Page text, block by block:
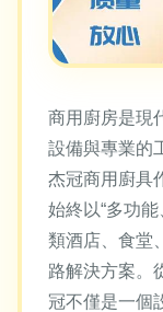
商用廚房是現
設備與專業的
杰冠商用廚具
始終以“多功
類酒店、食堂
路解決方案。
冠不僅是一個